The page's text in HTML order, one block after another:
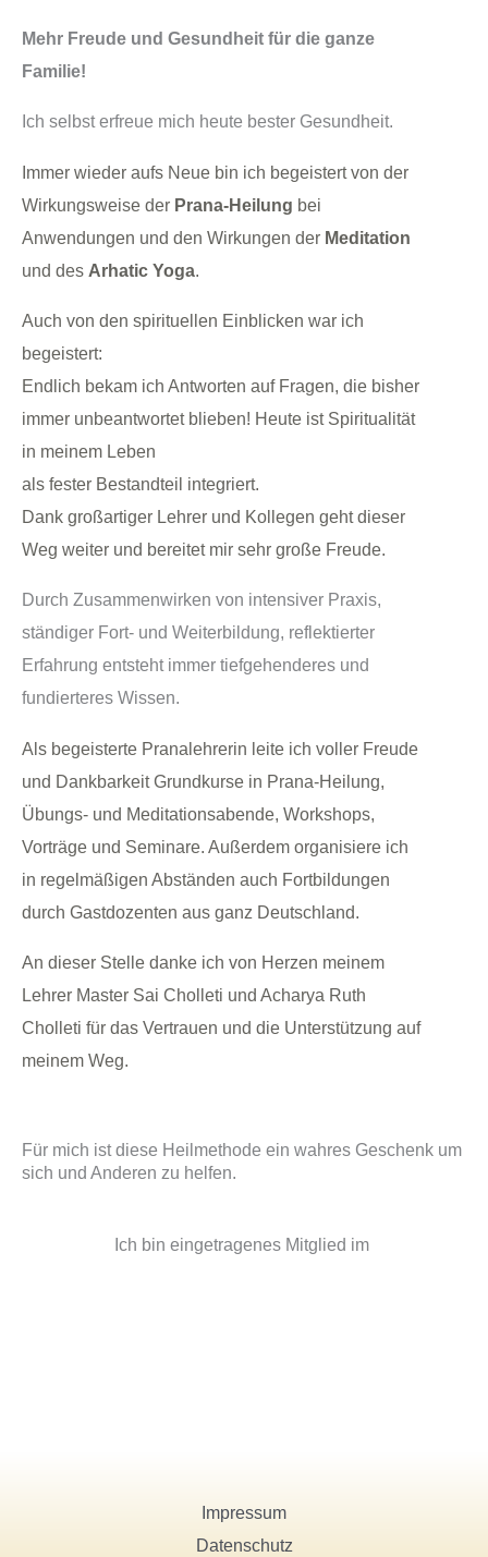
Mehr Freude und Gesundheit für die ganze
Familie!
Ich selbst erfreue mich heute bester Gesundheit.
Immer wieder aufs Neue bin ich begeistert von der
Wirkungsweise der Prana-Heilung bei
Anwendungen und den Wirkungen der Meditation
und des Arhatic Yoga.
Auch von den spirituellen Einblicken war ich
begeistert:
Endlich bekam ich Antworten auf Fragen, die bisher
immer unbeantwortet blieben! Heute ist Spiritualität
in meinem Leben
als fester Bestandteil integriert.
Dank großartiger Lehrer und Kollegen geht dieser
Weg weiter und bereitet mir sehr große Freude.
Durch Zusammenwirken von intensiver Praxis,
ständiger Fort- und Weiterbildung, reflektierter
Erfahrung entsteht immer tiefgehenderes und
fundierteres Wissen.
Als begeisterte Pranalehrerin leite ich voller Freude
und Dankbarkeit Grundkurse in Prana-Heilung,
Übungs- und Meditationsabende, Workshops,
Vorträge und Seminare. Außerdem organisiere ich
in regelmäßigen Abständen auch Fortbildungen
durch Gastdozenten aus ganz Deutschland.
An dieser Stelle danke ich von Herzen meinem
Lehrer Master Sai Cholleti und Acharya Ruth
Cholleti für das Vertrauen und die Unterstützung auf
meinem Weg.
Für mich ist diese Heilmethode ein wahres Geschenk um
sich und Anderen zu helfen.
Ich bin eingetragenes Mitglied im
Impressum
Datenschutz